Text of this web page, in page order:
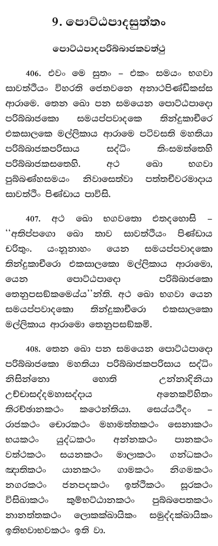
9. පොට්ඨපාදසුත්තං
පොට්ඨපාදපරිබ්බාජකවත්ථු
406. එවංමෙ සුතං – එකං සමයං භගවා
සාවත්ථියං විහරති ජෙතවනෙ අනාථපිණ්ඩිකස්ස
ආරාමෙ. තෙන ඛො පන සමයෙන පොට්ඨපාදො
පරිබ්බාජකො සමයප්පවාදකෙ තින්දුකාචීරෙ
එකසාලකෙ මල්ලිකාය ආරාමෙ පටිවසති මහතියා
පරිබ්බාජකපරිසාය සද්ධිං තිංසමත්තෙහි
පරිබ්බාජකසතෙහි. අථ ඛො භගවා
පුබ්බණ්හසමයං නිවාසෙත්වා පත්තචීවරමාදාය
සාවත්ථිං පිණ්ඩාය පාවිසි.
407. අථ ඛො භගවතො එතදහොසි –
‘‘අතිප්පගො ඛො තාව සාවත්ථියං පිණ්ඩාය
චරිතුං. යංනූනාහං යෙන සමයප්පවාදකො
තින්දුකාචීරො එකසාලකො මල්ලිකාය ආරාමො,
යෙන පොට්ඨපාදො පරිබ්බාජකො
තෙනුපසඞ්කමෙය්ය’’න්ති. අථ ඛො භගවා යෙන
සමයප්පවාදකො තින්දුකාචීරො එකසාලකො
මල්ලිකාය ආරාමො තෙනුපසඞ්කමි.
408. තෙන ඛො පන සමයෙන පොට්ඨපාදො
පරිබ්බාජකො මහතියා පරිබ්බාජකපරිසාය සද්ධිං
නිසින්නො හොති උන්නාදිනියා
උච්චාසද්දමහාසද්දාය අනෙකවිහිතං
තිරච්ඡානකථං කථෙන්තියා. සෙය්යථිදං –
රාජකථං චොරකථං මහාමත්තකථං සෙනාකථං
භයකථං යුද්ධකථං අන්නකථං පානකථං
වත්ථකථං සයනකථං මාලාකථං ගන්ධකථං
ඤාතිකථං යානකථං ගාමකථං නිගමකථං
නගරකථං ජනපදකථංඉත්ථිකථං සූරකථං
විසිඛාකථං කුම්භට්ඨානකථං පුබ්බපෙතකථං
නානත්තකථං ලොකක්ඛායිකං සමුද්දක්ඛායිකං
ඉතිභවාභවකථං ඉති වා.